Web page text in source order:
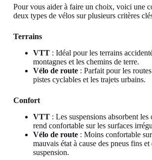
Pour vous aider à faire un choix, voici une
deux types de vélos sur plusieurs critères
Terrains
VTT: Idéal pour les terrains
montagnes et les chemins de terre.
Vélo de route: Parfait pour les routes
pistes cyclables et les trajets urbains.
Confort
VTT: Les suspensions absorbent les
rend confortable sur les surfaces
Vélo de route: Moins confortable sur
mauvais état à cause des pneus fins et
suspension.